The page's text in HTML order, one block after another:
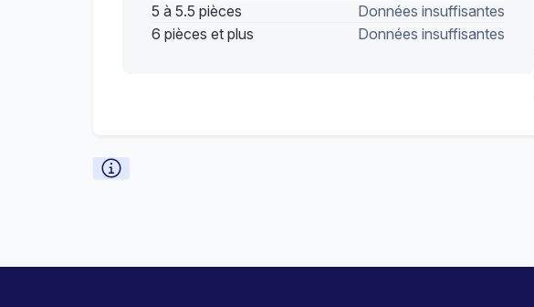
5 à 5.5 pièces
Données insuffisantes
6 pièces et plus
Données insuffisantes